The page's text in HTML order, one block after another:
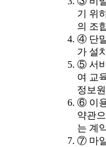
기 위
의 조
④ 단
가 설
⑤ 서
여 교
정보
⑥ 이
약관
는 계
⑦ 마